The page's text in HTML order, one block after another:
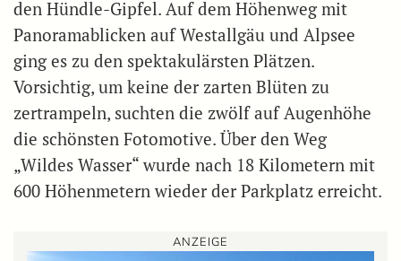
den Hündle-Gipfel. Auf dem Höhenweg mit
Panoramablicken auf Westallgäu und Alpsee
ging es zu den spektakulärsten Plätzen.
Vorsichtig, um keine der zarten Blüten zu
zertrampeln, suchten die zwölf auf Augenhöhe
die schönsten Fotomotive. Über den Weg
„Wildes Wasser“ wurde nach 18 Kilometern mit
600 Höhenmetern wieder der Parkplatz erreicht.
ANZEIGE